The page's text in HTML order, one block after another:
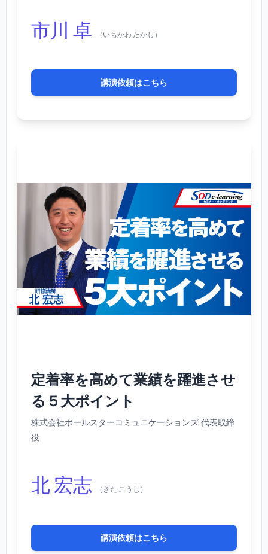
市川 卓 （いちかわ たかし）
講演依頼はこちら
定着率を高めて業績を躍進させ
る５大ポイント
株式会社ポールスターコミュニケーションズ 代表取締
役
北 宏志 （きた こうじ）
講演依頼はこちら